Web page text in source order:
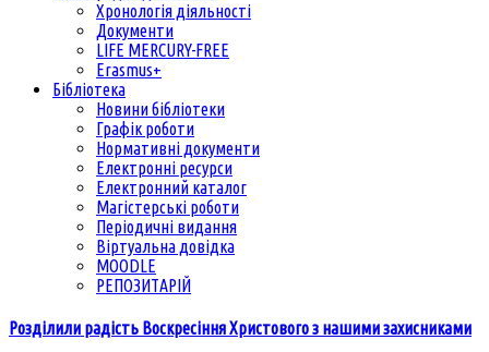
Хронологія діяльності
Документи
LIFE MERCURY-FREE
Erasmus+
Бібліотека
Новини бібліотеки
Графік роботи
Нормативні документи
Електронні ресурси
Електронний каталог
Магістерські роботи
Періодичні видання
Віртуальна довідка
MOODLE
РЕПОЗИТАРІЙ
Розділили радість Воскресіння Христового з нашими захисниками